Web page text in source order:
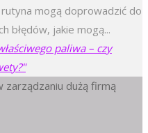
mogą doprowadzić do
błędów, jakie mogą...
paliwa – czy